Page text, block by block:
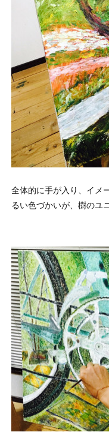
全体的に手が入り、イメ
るい色づかいが、樹のユ